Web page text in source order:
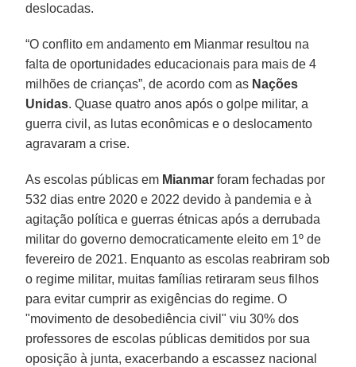
deslocadas.
“O conflito em andamento em Mianmar resultou na
falta de oportunidades educacionais para mais de 4
milhões de crianças”, de acordo com as Nações
Unidas. Quase quatro anos após o golpe militar, a
guerra civil, as lutas econômicas e o deslocamento
agravaram a crise.
As escolas públicas em Mianmar foram fechadas por
532 dias entre 2020 e 2022 devido à pandemia e à
agitação política e guerras étnicas após a derrubada
militar do governo democraticamente eleito em 1º de
fevereiro de 2021. Enquanto as escolas reabriram sob
o regime militar, muitas famílias retiraram seus filhos
para evitar cumprir as exigências do regime. O
"movimento de desobediência civil" viu 30% dos
professores de escolas públicas demitidos por sua
oposição à junta, exacerbando a escassez nacional